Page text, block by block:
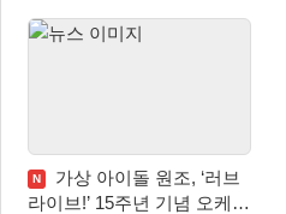
N
가상 아이돌 원조, ‘러브
라이브!’ 15주년 기념 오케스